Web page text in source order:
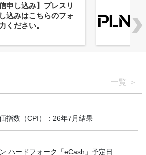
式会社PlnX、アジア最大級のグロ
バルWeb3カンファレンス
WebX2026」とのコラボレーショ
一覧
指数（CPI）：26年7月結果
:ハードフォーク「eCash」予定日